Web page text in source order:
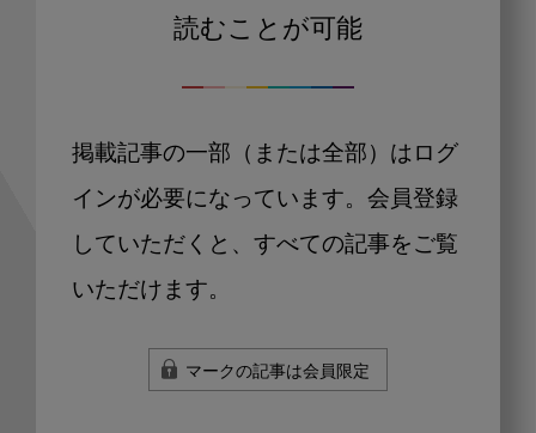
読むことが可能
掲載記事の一部（または全部）はログ
インが必要になっています。会員登録
していただくと、すべての記事をご覧
いただけます。
マークの記事は会員限定